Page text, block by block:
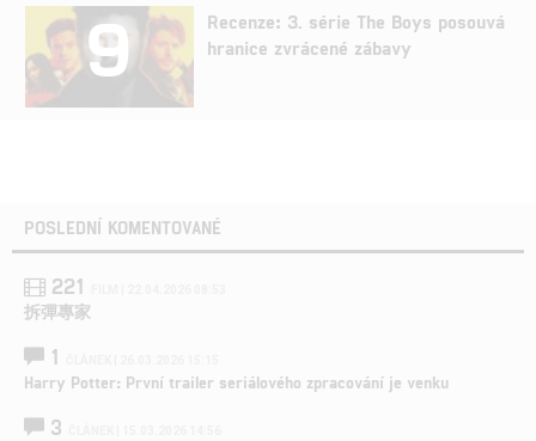
9
Recenze: 3. série The Boys posouvá
hranice zvrácené zábavy
POSLEDNÍ KOMENTOVANÉ
221
拆彈專家
1
Harry Potter: První trailer seriálového zpracování je venku
3